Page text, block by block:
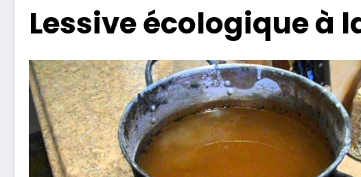
Lessive écologique à